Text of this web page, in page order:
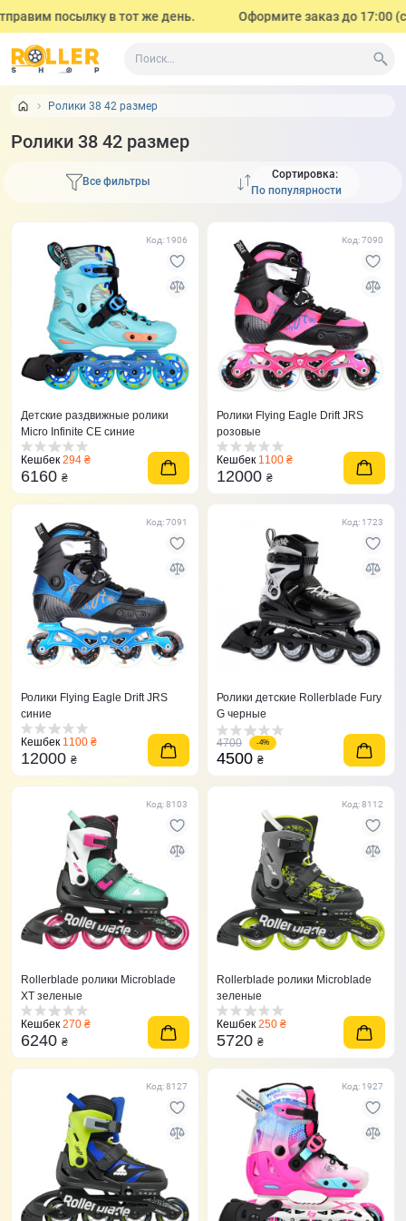
посылку в тот же день. Оформите заказ до 17:00 (с
Ролики 38 42 размер
Ролики 38 42 размер
Все фильтры
Сортировка:
Код: 1906
Детские раздвижные ролики
Micro Infinite CE синие
Кешбек 294 ₴
6160 ₴
Код: 7090
Ролики Flying Eagle Drift JRS
розовые
Кешбек 1100 ₴
12000 ₴
Код: 7091
Ролики Flying Eagle Drift JRS
синие
Кешбек 1100 ₴
12000 ₴
Код: 1723
Ролики детские Rollerblade Fury
G черные
4700 -4%
4500 ₴
Код: 8103
Rollerblade ролики Microblade
XT зеленые
Кешбек 270 ₴
6240 ₴
Код: 8112
Rollerblade ролики Microblade
зеленые
Кешбек 250 ₴
5720 ₴
Код: 8127 Код: 1927